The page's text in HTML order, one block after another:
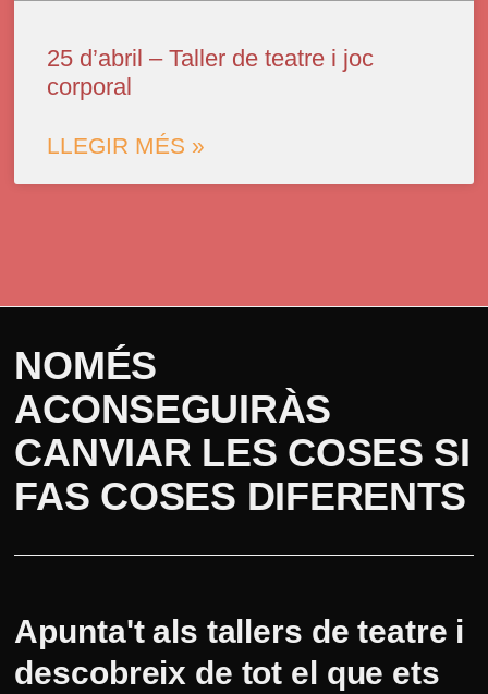
25 d’abril – Taller de teatre i joc
corporal
LLEGIR MÉS »
NOMÉS
ACONSEGUIRÀS
CANVIAR LES COSES SI
FAS COSES DIFERENTS
Apunta't als tallers de teatre i
descobreix de tot el que ets